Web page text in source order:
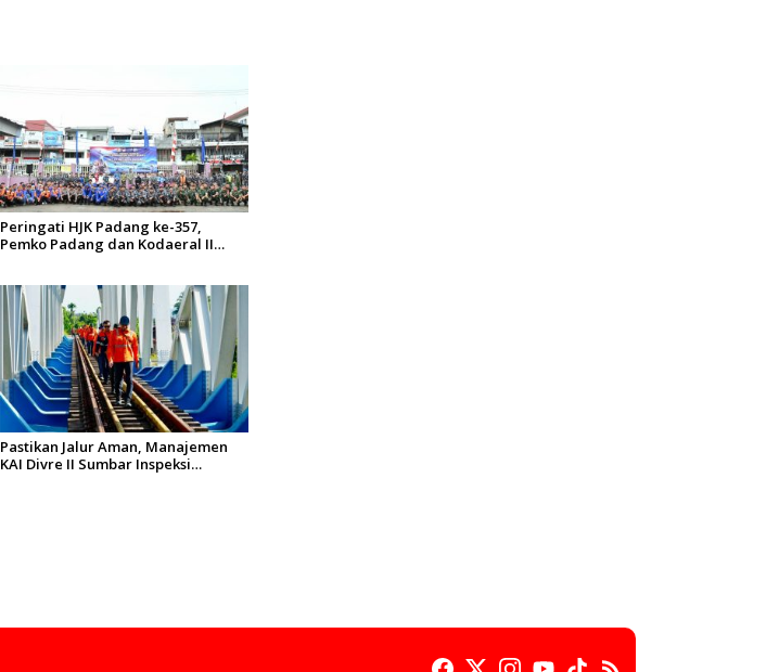
Peringati HJK Padang ke-357,
Pemko Padang dan Kodaeral II
Pastikan Jalur Aman, Manajemen
KAI Divre II Sumbar Inspeksi